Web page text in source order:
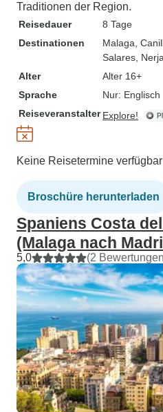
Traditionen der Region.
Reisedauer
8 Tage
Destinationen
Malaga ,
Salares , Nerja
Alter
Alter 16+
Sprache
Nur: Englisch
Reiseveranstalter Explore!
Keine Reisetermine verfügbar
Broschüre herunterladen
Spaniens Costa
(Malaga nach
5,0 (2